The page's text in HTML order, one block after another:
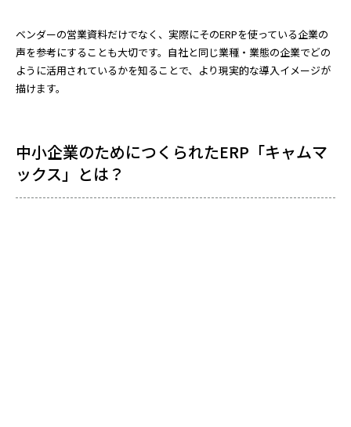
ベンダーの営業資料だけでなく、実際にそのERPを使っている企業の
声を参考にすることも大切です。自社と同じ業種・業態の企業でどの
ように活用されているかを知ることで、より現実的な導入イメージが
描けます。
中小企業のためにつくられたERP「キャムマ
ックス」とは？